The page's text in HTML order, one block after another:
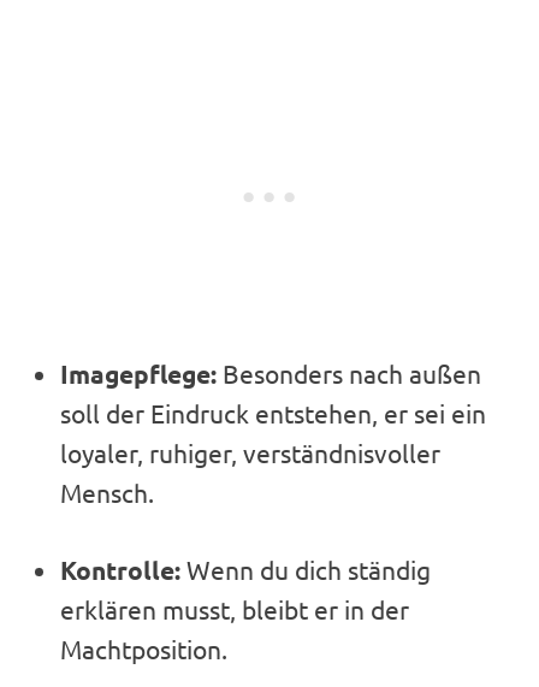
Imagepflege: Besonders nach außen
soll der Eindruck entstehen, er sei ein
loyaler, ruhiger, verständnisvoller
Mensch.
Kontrolle:Wenn du dich ständig
erklären musst, bleibt er in der
Machtposition.